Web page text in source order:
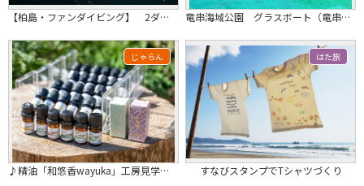
【柏島・ファンダイビング】 2ダイブ(ライセンス所持者)≪ 昼食・珈琲・お茶込み... 竜串海域公園 グラスボート（竜串観光汽船）
♪精油「和悠香wayuka」工房見学ツアー＆エッセンシャルオイル約１００種試香体...
じゃらん
すなびスタンプでTシャツづくり
はた旅